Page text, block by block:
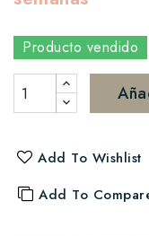
Producto vendido
Add To Wishlist
Add To